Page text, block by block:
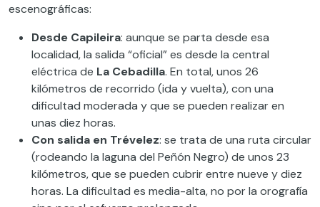
escenográficas:
Desde Capileira: aunque se parta desde esa
localidad, la salida “oficial” es desde la central
eléctrica de La Cebadilla. En total, unos 26
kilómetros de recorrido (ida y vuelta), con una
dificultad moderada y que se pueden realizar en
unas diez horas.
Con salida en Trévelez: se trata de una ruta circular
(rodeando la laguna del Peñón Negro) de unos 23
kilómetros, que se pueden cubrir entre nueve y diez
horas. La dificultad es media-alta, no por la orografía